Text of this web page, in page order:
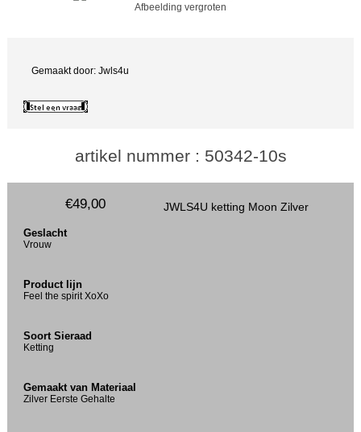
Afbeelding vergroten
Gemaakt door: Jwls4u
artikel nummer : 50342-10s
JWLS4U ketting Moon Zilver
€49,00
Geslacht
Vrouw
Product lijn
Feel the spirit XoXo
Soort Sieraad
Ketting
Gemaakt van Materiaal
Zilver Eerste Gehalte